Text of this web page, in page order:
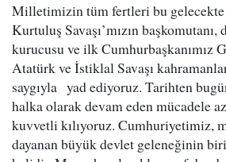
Milletimizin tüm fertleri bu gelecekte
Kurtuluş Savaşı’mızın
kurucusu ve ilk Cumhurbaşkanımız
Atatürk ve İstiklal Savaşı
saygıyla yad ediyoruz. Tarihten
halka olarak devam eden mücadele
kuvvetli kılıyoruz. Cumhuriyetimiz,
dayanan büyük devlet geleneğinin